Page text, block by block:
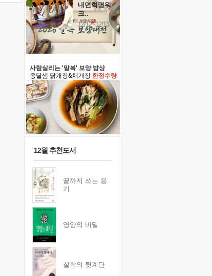
내면혁명워
크..
12/12~12/13
사람살리는 '말복' 보양 밥상
옹달샘 닭개장&채개장 한정수량
12월 추천도서
끝까지 쓰는 용
기
영양의 비밀
철학의 뒷계단